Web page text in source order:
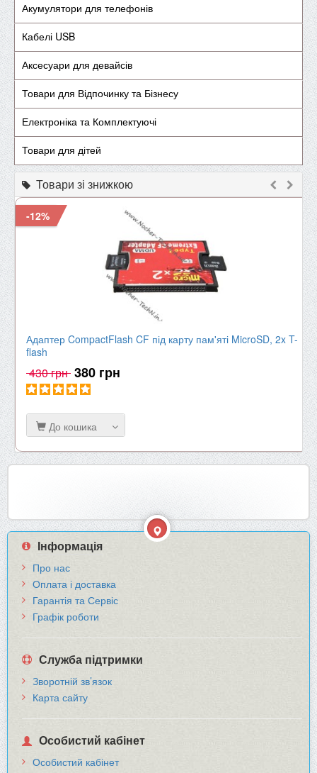
Акумулятори для телефонів
Кабелі USB
Аксесуари для девайсів
Товари для Відпочинку та Бізнесу
Електроніка та Комплектуючі
Товари для дітей
Товари зі знижкою
-12%
Адаптер CompactFlash CF під карту пам'яті MicroSD, 2x T-
flash
430 грн 380 грн
До кошика
Інформація
Про нас
Оплата і доставка
Гарантія та Сервіс
Графік роботи
Служба підтримки
Зворотній зв’язок
Карта сайту
Особистий кабінет
Особистий кабінет